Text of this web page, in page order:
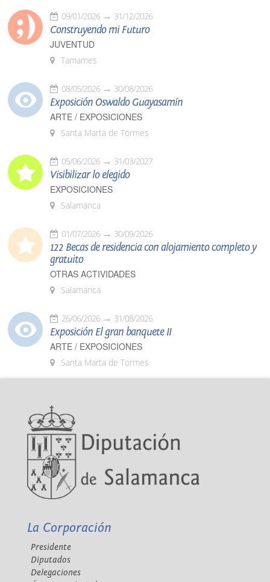
09/01/2026 31/12/2026
Construyendo mi Futuro
JUVENTUD
Tamames
08/05/2026 30/08/2026
Exposición Oswaldo Guayasamín
ARTE / EXPOSICIONES
Santa Marta de Tormes
05/06/2026 31/03/2027
Visibilizar lo elegido
EXPOSICIONES
Salamanca
01/07/2026 30/09/2026
122 Becas de residencia con alojamiento completo y
gratuito
OTRAS ACTIVIDADES
Salamanca
26/06/2026 31/08/2026
Exposición El gran banquete II
ARTE / EXPOSICIONES
Santa Marta de Tormes
La Corporación
Presidente
Diputados
Delegaciones